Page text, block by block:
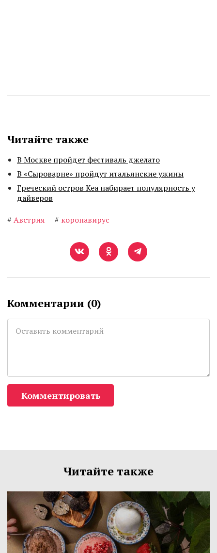
Читайте также
В Москве пройдет фестиваль джелато
В «Сыроварне» пройдут итальянские ужины
Греческий остров Кеа набирает популярность у
дайверов
# Австрия # коронавирус
Комментарии (0)
Комментировать
Читайте также